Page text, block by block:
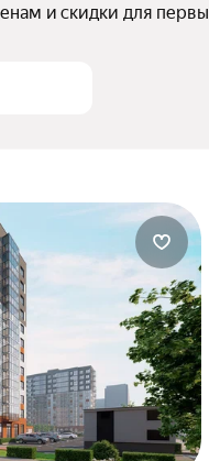
и скидки для